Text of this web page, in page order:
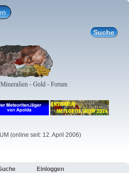
(online seit: 12. April 2006)
Einloggen